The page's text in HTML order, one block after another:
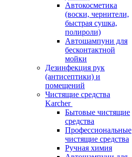
Автокосметика
(воски, чернители,
быстрая сушка,
полироли)
Автошампуни для
бесконтактной
мойки
Дезинфекция рук
(антисептики) и
помещений
Чистящие средства
Karcher
Бытовые чистящие
средства
Профессиональные
чистящие средства
Ручная химия